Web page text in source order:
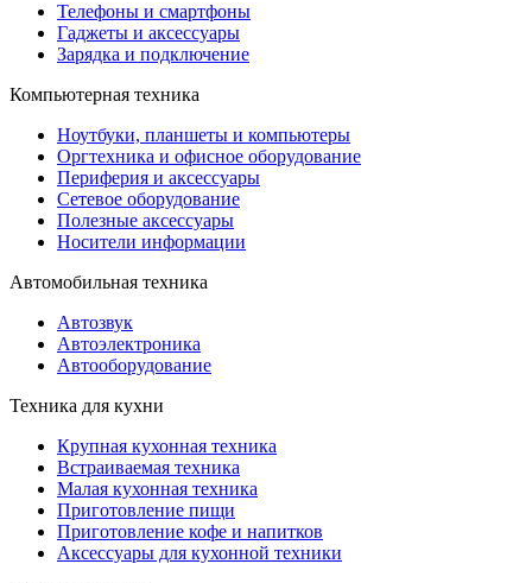
Телефоны и смартфоны
Гаджеты и аксессуары
Зарядка и подключение
Компьютерная техника
Ноутбуки, планшеты и компьютеры
Оргтехника и офисное оборудование
Периферия и аксессуары
Cетевое оборудование
Полезные аксессуары
Носители информации
Автомобильная техника
Автозвук
Автоэлектроника
Автооборудование
Техника для кухни
Крупная кухонная техника
Встраиваемая техника
Малая кухонная техника
Приготовление пищи
Приготовление кофе и напитков
Аксессуары для кухонной техники